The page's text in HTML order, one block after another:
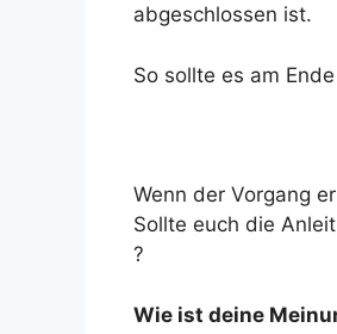
abgeschlossen ist.
So sollte es am
Wenn der Vorgang
Sollte euch die
?
Wie ist deine